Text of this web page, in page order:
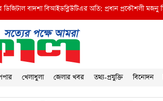
বাদশা বিআইডব্লিউটিএর অতি: প্রধান প্রকৌশলী মজনু মিয়া●
খেলাধুলা জেলার খবর তথ্য-প্রযুক্তি বিনোদন